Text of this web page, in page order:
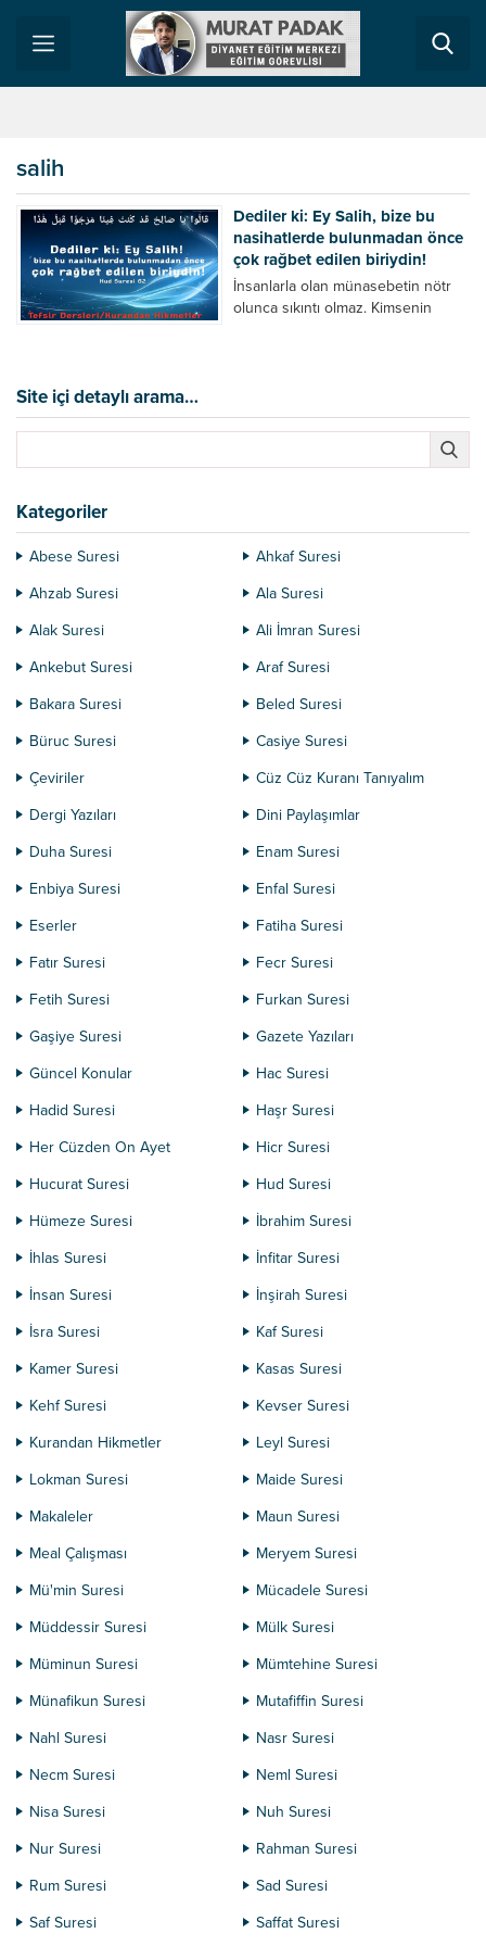
salih
Dediler ki: Ey Salih, bize bu
nasihatlerde bulunmadan önce
çok rağbet edilen biriydin!
İnsanlarla olan münasebetin nötr
olunca sıkıntı olmaz. Kimsenin
iyi bir hocasın, sen iyi bir vaizsindir.
Ama milletin hatasını düzeltme
işine girince bu sefer de senden
Site içi detaylı arama…
Kategoriler
Abese Suresi
Ahkaf Suresi
Ahzab Suresi
Ala Suresi
Alak Suresi
Ali İmran Suresi
Ankebut Suresi
Araf Suresi
Bakara Suresi
Beled Suresi
Büruc Suresi
Casiye Suresi
Çeviriler
Cüz Cüz Kuranı Tanıyalım
Dergi Yazıları
Dini Paylaşımlar
Duha Suresi
Enam Suresi
Enbiya Suresi
Enfal Suresi
Eserler
Fatiha Suresi
Fatır Suresi
Fecr Suresi
Fetih Suresi
Furkan Suresi
Gaşiye Suresi
Gazete Yazıları
Güncel Konular
Hac Suresi
Hadid Suresi
Haşr Suresi
Her Cüzden On Ayet
Hicr Suresi
Hucurat Suresi
Hud Suresi
Hümeze Suresi
İbrahim Suresi
İhlas Suresi
İnfitar Suresi
İnsan Suresi
İnşirah Suresi
İsra Suresi
Kaf Suresi
Kamer Suresi
Kasas Suresi
Kehf Suresi
Kevser Suresi
Kurandan Hikmetler
Leyl Suresi
Lokman Suresi
Maide Suresi
Makaleler
Maun Suresi
Meal Çalışması
Meryem Suresi
Mü'min Suresi
Mücadele Suresi
Müddessir Suresi
Mülk Suresi
Müminun Suresi
Mümtehine Suresi
Münafikun Suresi
Mutafiffin Suresi
Nahl Suresi
Nasr Suresi
Necm Suresi
Neml Suresi
Nisa Suresi
Nuh Suresi
Nur Suresi
Rahman Suresi
Rum Suresi
Sad Suresi
Saf Suresi
Saffat Suresi